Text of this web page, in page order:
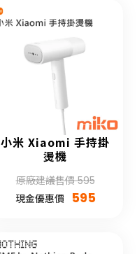
小米 Xiaomi 手持掛
燙機
原廠建議售價 595
現金優惠價
595